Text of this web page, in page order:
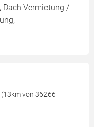
Dach Vermietung /
von 36266